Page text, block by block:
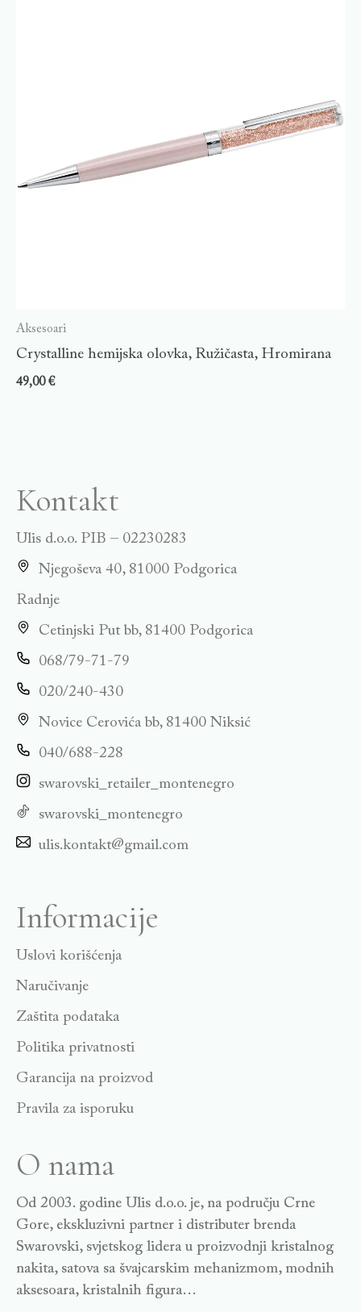
Aksesoari
Crystalline hemijska olovka, Ružičasta, Hromirana
49,00€
Kontakt
Ulis d.o.o. PIB – 02230283
Njegoševa 40, 81000 Podgorica
Radnje
Cetinjski Put bb, 81400 Podgorica
068/79-71-79
020/240-430
Novice Cerovića bb, 81400 Niksić
040/688-228
swarovski_retailer_montenegro
swarovski_montenegro
ulis.kontakt@gmail.com
Informacije
Uslovi korišćenja
Naručivanje
Zaštita podataka
Politika privatnosti
Garancija na proizvod
Pravila za isporuku
O nama
Od 2003. godine Ulis d.o.o. je, na području Crne
Gore, ekskluzivni partner i distributer brenda
Swarovski, svjetskog lidera u proizvodnji kristalnog
nakita, satova sa švajcarskim mehanizmom, modnih
aksesoara, kristalnih figura…